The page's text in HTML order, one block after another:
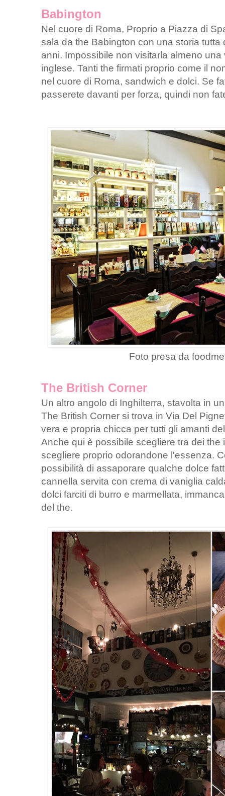
Babington
Nel cuore di Roma, Proprio a Piazza di
sala da the Babington con una storia
anni. Impossibile non visitarla almeno
inglese. Tanti the firmati proprio come il
nel cuore di Roma, sandwich e dolci. Se
passerete davanti per forza, quindi non
Foto presa da
The British Corner
Un altro angolo di Inghilterra, stavolta in
The British Corner si trova in Via Del
vera e propria chicca per tutti gli amanti
Anche qui è possibile scegliere tra dei the
scegliere proprio odorandone l'essenza.
possibilità di assaporare qualche dolce
cannella servita con crema di vaniglia
dolci farciti di burro e marmellata,
del the.